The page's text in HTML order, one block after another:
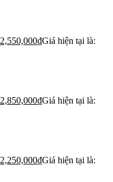
2,550,000₫Giá hiện tại là:
2,850,000₫Giá hiện tại là:
2,250,000₫Giá hiện tại là: